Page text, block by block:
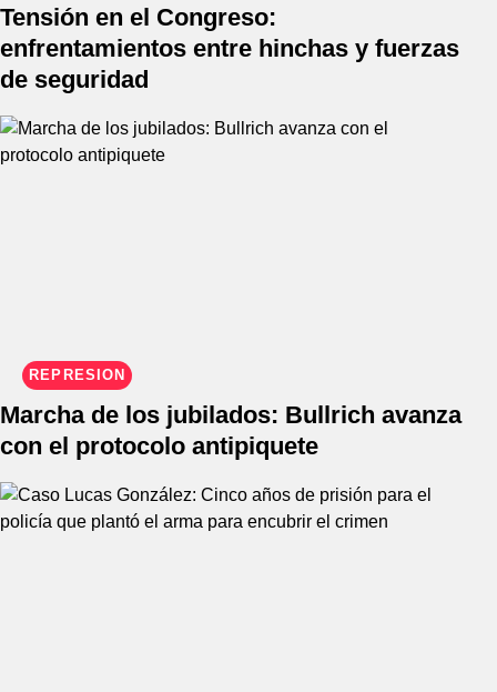
Tensión en el Congreso:
enfrentamientos entre hinchas y fuerzas
de seguridad
REPRESIÓN
Marcha de los jubilados: Bullrich avanza
con el protocolo antipiquete